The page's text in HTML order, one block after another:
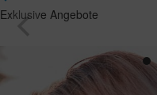
Belegungen
Jahren
17
Exklusive Angebote